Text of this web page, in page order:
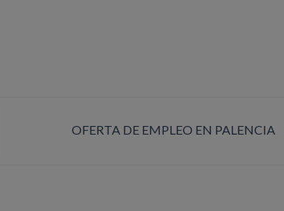
OFERTA DE EMPLEO EN PALENCIA